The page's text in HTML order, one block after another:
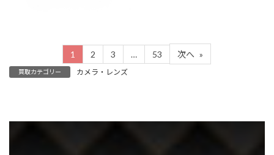
1 2 3 … 53 次へ »
買取カテゴリー カメラ・レンズ